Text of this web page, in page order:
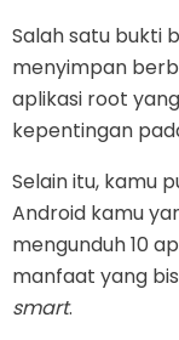
Salah satu bukti
menyimpan
aplikasi root
kepentingan
Selain itu, kamu
Android kamu
mengunduh 10
manfaat yang
smart.